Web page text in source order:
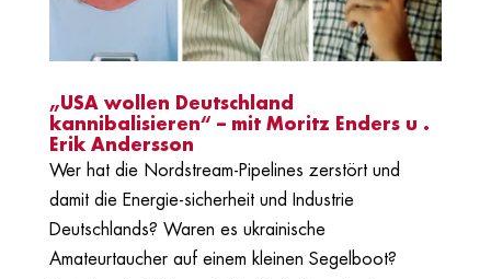
„USA wollen Deutschland
kannibalisieren“ – mit Moritz Enders u .
Erik Andersson
Wer hat die Nordstream-Pipelines zerstört und
damit die Energie-sicherheit und Industrie
Deutschlands? Waren es ukrainische
Amateurtaucher auf einem kleinen Segelboot?